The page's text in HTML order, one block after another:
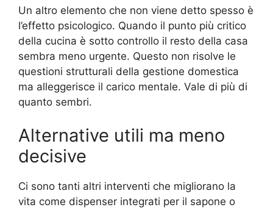
Un altro elemento che non viene detto spesso è
l’effetto psicologico. Quando il punto più critico
della cucina è sotto controllo il resto della casa
sembra meno urgente. Questo non risolve le
questioni strutturali della gestione domestica
ma alleggerisce il carico mentale. Vale di più di
quanto sembri.
Alternative utili ma meno
decisive
Ci sono tanti altri interventi che migliorano la
vita come dispenser integrati per il sapone o